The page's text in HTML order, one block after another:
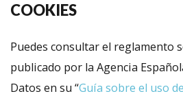
COOKIES
Puedes consultar el reglamento
publicado por la Agencia
Datos en su “Guía sobre el uso